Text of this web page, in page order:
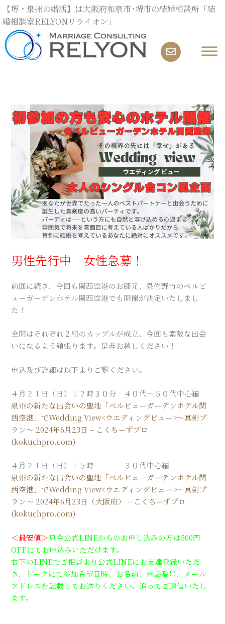
容
ス
キ
【堺・泉州の婚活】は大阪府和泉市･堺市の結婚相談所「結
婚相談室RELYONリライオン」
男性先行中 女性急募！
前回に続き、今回も関西空港のお膝元、泉佐野市のベルビ
ューガーデンホテル関西空港でも開催が決定いたしまし
た！
全開はそれぞれ２組のカップルが成立、今回も素敵な出会
いになるよう頑張ります。是非お越しください！
申込及び詳細は以下よりご覧ください。
４月２１日（日）１２時３０分 ４０代～５０代中心編
泉州の新たな出会いの聖地「ベルビューガーデンホテル関
西空港」でWedding View<ウエディングビュー>～真剣プ
ラン～ 2024年6月23日 – こくちーずプロ
(kokuchpro.com)
４月２１日（日）１５時 ３０代中心編
泉州の新たな出会いの聖地「ベルビューガーデンホテル関
西空港」でWedding View<ウエディングビュー>～真剣プ
ラン～ 2024年6月23日（大阪府） – こくちーずプロ
(kokuchpro.com)
＜最安値＞只今公式LINEからのお申し込みの方は500円
OFFにてお申込みいただけます。
右下のLINEでご相談より公式LINEにお友達登録いただ
き、トークにて参加希望日時、お名前、電話番号、メール
アドレスを記載してお送りください。追ってご返信いたし
ます。